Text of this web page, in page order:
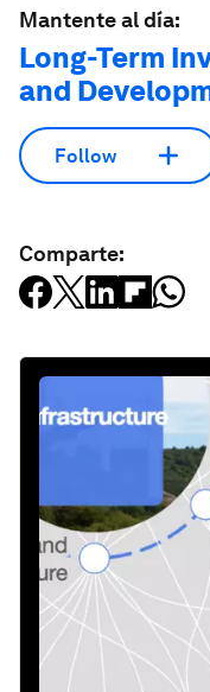
Mantente al día:
Long-Term
and
Follow
Comparte: